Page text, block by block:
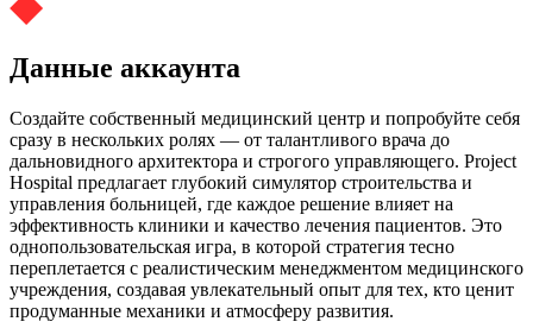
Данные аккаунта
Создайте собственный медицинский центр и попробуйте себя
сразу в нескольких ролях — от талантливого врача до
дальновидного архитектора и строгого управляющего. Project
Hospital предлагает глубокий симулятор строительства и
управления больницей, где каждое решение влияет на
эффективность клиники и качество лечения пациентов. Это
однопользовательская игра, в которой стратегия тесно
переплетается с реалистическим менеджментом медицинского
учреждения, создавая увлекательный опыт для тех, кто ценит
продуманные механики и атмосферу развития.